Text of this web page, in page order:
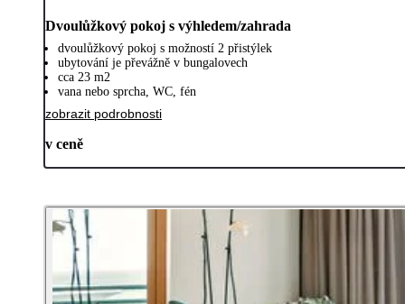
Dvoulůžkový pokoj s výhledem/zahrada
dvoulůžkový pokoj s možností 2 přistýlek
ubytování je převážně v bungalovech
cca 23 m2
vana nebo sprcha, WC, fén
zobrazit podrobnosti
v ceně